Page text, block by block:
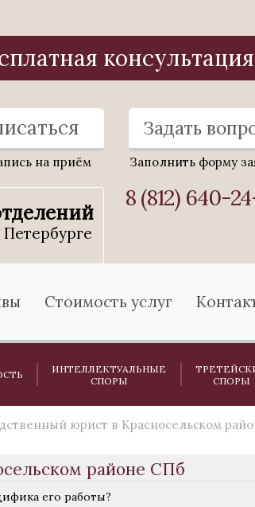
консультация
на приём
Задать
Заполнить форму
Петербурге
8 (812) 640-
Стоимость услуг
ИНТЕЛЛЕКТУАЛЬНЫЕ
СПОРЫ
СПОРЫ
юрист в Красносельском
районе СПб
его работы?